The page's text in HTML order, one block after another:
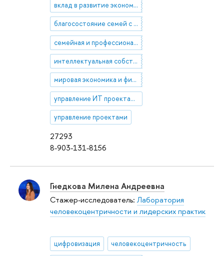
27293
8-903-131-8156
вклад в развитие экономики
благосостояние семей с детьми
семейная и профессиональная сферы жизни
интеллектуальная собственность
мировая экономика и финансы
управление ИТ проектами
управление проектами
Гнедкова Милена Андреевна
Стажер-исследователь: Лаборатория
человекоцентричности и лидерских практик
цифровизация человекоцентричность